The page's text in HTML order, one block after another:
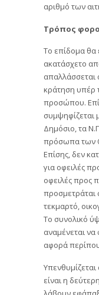
αριθμό των
Τρόπος
Το επίδομα θα
ακατάσχετο
απαλλάσσεται
κράτηση υπέρ
προσώπου.
συμψηφίζεται
Δημόσιο, τα
πρόσωπα των
Επίσης, δεν
για οφειλές
οφειλές προς
προσμετράται
τεκμαρτό,
Το συνολικό
αναμένεται να
αφορά
είναι η